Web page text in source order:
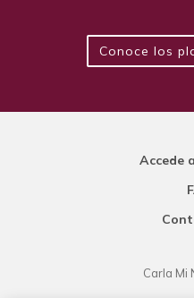
Conoce los
Accede
Carla Mi